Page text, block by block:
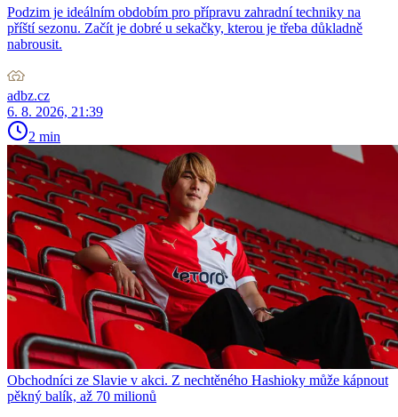
Podzim je ideálním obdobím pro přípravu zahradní techniky na
příští sezonu. Začít je dobré u sekačky, kterou je třeba důkladně
nabrousit.
adbz.cz
6. 8. 2026, 21:39
2 min
Obchodníci ze Slavie v akci. Z nechtěného Hashioky může kápnout
pěkný balík, až 70 milionů